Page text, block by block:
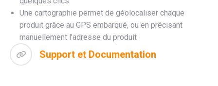
Une cartographie permet de géolocaliser chaque
produit grâce au GPS embarqué, ou en précisant
manuellement l’adresse du produit
Support et Documentation